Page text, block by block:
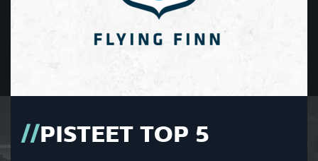
PISTEET TOP 5